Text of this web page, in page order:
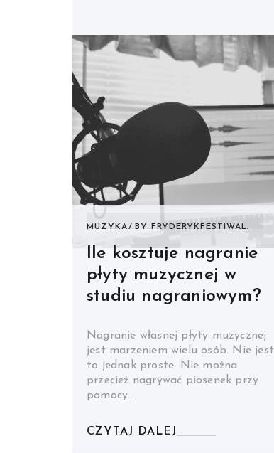
MUZYKA BY FRYDERYKFESTIWAL.
Ile kosztuje nagranie
płyty muzycznej w
studiu nagraniowym?
Nagranie własnej płyty muzycznej
jest marzeniem wielu osób. Nie jest
to jednak proste. Nie można
przecież nagrywać piosenek przy
pomocy…
CZYTAJ DALEJ